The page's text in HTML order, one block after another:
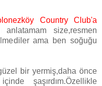
Country Club'a
size,resmen
ama ben soğuğu
bir yermiş,daha önce
şaşırdım.Özellikle